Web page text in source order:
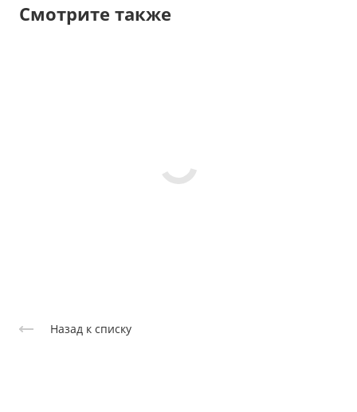
Смотрите также
Назад к списку